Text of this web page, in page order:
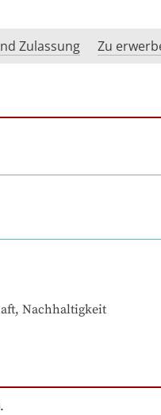
Zulassung Zu
Nachhaltigkeit